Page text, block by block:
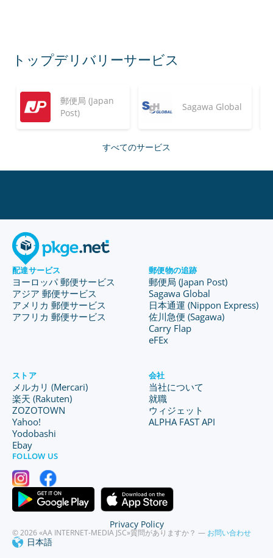
トップデリバリーサービス
郵便局 (Japan
Post)
Sagawa Global
すべてのサービス
配達サービス
ヨーロッパ 郵便サービス
アジア 郵便サービス
アメリカ 郵便サービス
アフリカ 郵便サービス
郵便物の追跡
郵便局 (Japan Post)
Sagawa Global
日本通運 (Nippon Express)
佐川急便 (Sagawa)
Carry Flap
eFEx
ストア
メルカリ (Mercari)
楽天 (Rakuten)
ZOZOTOWN
Yahoo!
Yodobashi
Ebay
会社
当社について
就職
ウィジェット
ALPHA FAST API
FOLLOW US
© 2026 «AA INTERNET-MEDIA JSC»質問がありますか？ — お問い合わせ
日本語
Privacy Policy